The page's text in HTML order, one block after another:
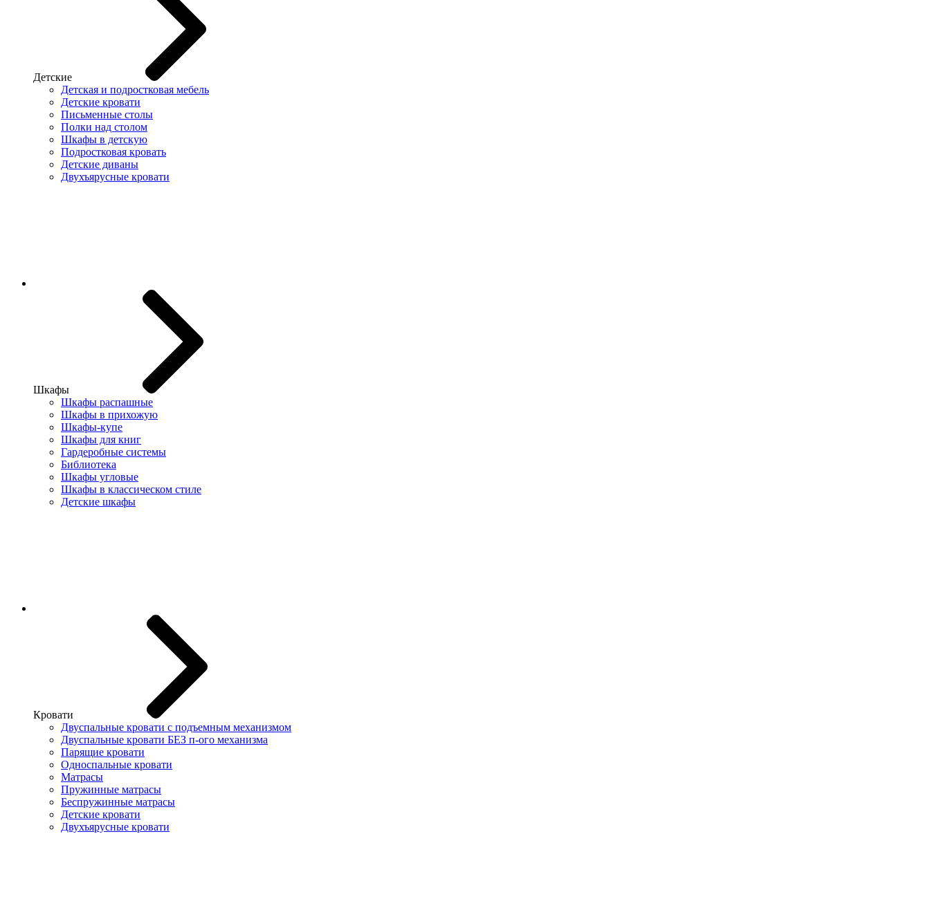
Детские
Детская и подростковая мебель
Детские кровати
Письменные столы
Полки над столом
Шкафы в детскую
Подростковая кровать
Детские диваны
Двухъярусные кровати
Шкафы
Шкафы распашные
Шкафы в прихожую
Шкафы-купе
Шкафы для книг
Гардеробные системы
Библиотека
Шкафы угловые
Шкафы в классическом стиле
Детские шкафы
Кровати
Двуспальные кровати с подъемным механизмом
Двуспальные кровати БЕЗ п-ого механизма
Парящие кровати
Односпальные кровати
Матрасы
Пружинные матрасы
Беспружинные матрасы
Детские кровати
Двухъярусные кровати